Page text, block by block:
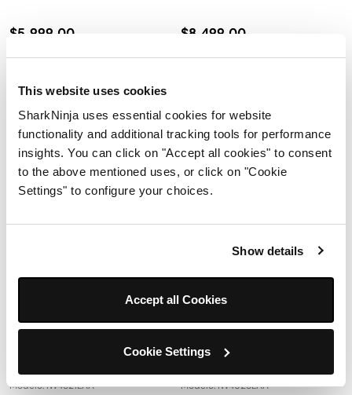
This website uses cookies
SharkNinja uses essential cookies for website
functionality and additional tracking tools for performance
insights. You can click on "Accept all cookies" to consent
to the above mentioned uses, or click on "Cookie
Settings" to configure your choices.
Show details
Accept all Cookies
Cookie Settings
$5,999.00
$8,499.00
Aspiradora inalámbrica Shark
Detect™ con autolimpieza y
Modelo: IW4521LAA
Aspiradora inalámbrica Shark
Detect™ con autolimpieza y
vaciado automático
Modelo: IW4625LAA